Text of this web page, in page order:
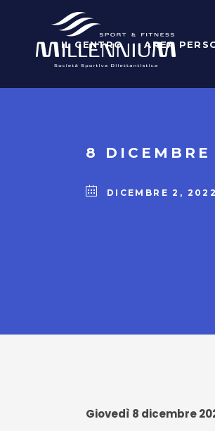
IL CENTRO AREA
8
DICEMBRE 2, 2022
Giovedì 8 dicembre